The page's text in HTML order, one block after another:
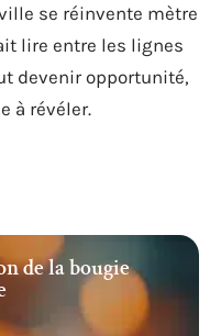
se réinvente mètre
lire entre les lignes
devenir opportunité,
à révéler.
de la bougie